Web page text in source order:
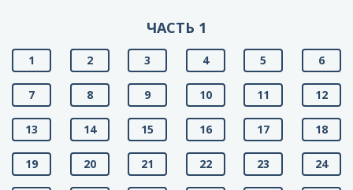
ЧАСТЬ 1
1 2 3 4 5 6
7 8 9 10 11 12
13 14 15 16 17 18
19 20 21 22 23 24